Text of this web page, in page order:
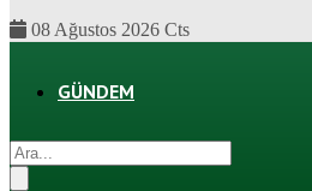
08 Ağustos 2026 Cts
GÜNDEM